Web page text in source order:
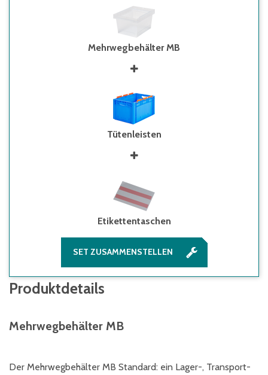
Mehrwegbehälter MB
Tütenleisten
Etikettentaschen
SET ZUSAMMENSTELLEN
Produktdetails
Mehrwegbehälter MB
Der Mehrwegbehälter MB Standard: ein Lager-, Transport-